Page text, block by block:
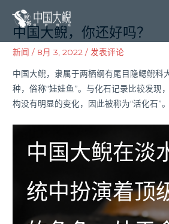
中国大鲵，你还好吗？
新闻 / 8月 3, 2022/ 发表评论
中国大鲵，隶属于两栖纲有尾目隐鳃鲵科
种，俗称“娃娃鱼”。与化石记录比较发现
构没有明显的变化，因此被称为“活化石”。
中国大鲵在淡
统中扮演着顶
章
导
航